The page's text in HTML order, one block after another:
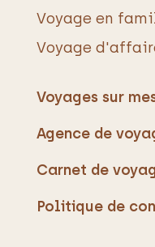
Voyage en
Voyage
Voyages sur
Agence de
Carnet de
Politique de